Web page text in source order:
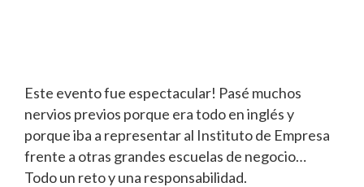
Este evento fue espectacular! Pasé muchos
nervios previos porque era todo en inglés y
porque iba a representar al Instituto de Empresa
frente a otras grandes escuelas de negocio…
Todo un reto y una responsabilidad.